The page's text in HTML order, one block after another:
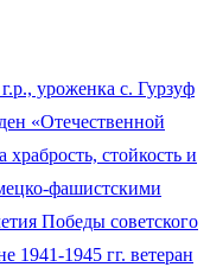
уроженка с. Гурзуф
«Отечественной
стойкость и
фашистскими
Победы советского
1941-1945 гг. ветеран